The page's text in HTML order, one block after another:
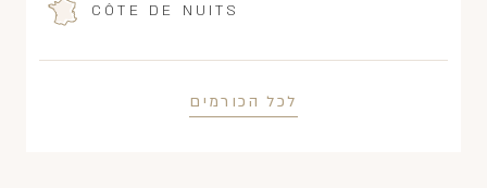
CÔTE DE NUITS
לכל הכורמים